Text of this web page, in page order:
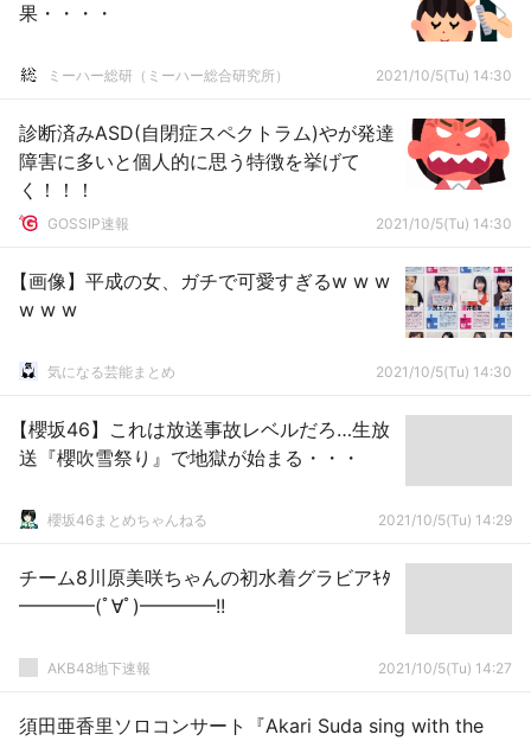
果・・・・
ミーハー総研（ミーハー総合研究所） 2021/10/5(Tu) 14:30
診断済みASD(自閉症スペクトラム)やが発達
障害に多いと個人的に思う特徴を挙げて
く！！！
GOSSIP速報 2021/10/5(Tu) 14:30
【画像】平成の女、ガチで可愛すぎるw w w
w w w
気になる芸能まとめ 2021/10/5(Tu) 14:30
【櫻坂46】これは放送事故レベルだろ…生放
送『櫻吹雪祭り』で地獄が始まる・・・
櫻坂46まとめちゃんねる 2021/10/5(Tu) 14:29
チーム8川原美咲ちゃんの初水着グラビアｷﾀ
━━━━(ﾟ∀ﾟ)━━━━!!
AKB48地下速報 2021/10/5(Tu) 14:27
須田亜香里ソロコンサート『Akari Suda sing with the